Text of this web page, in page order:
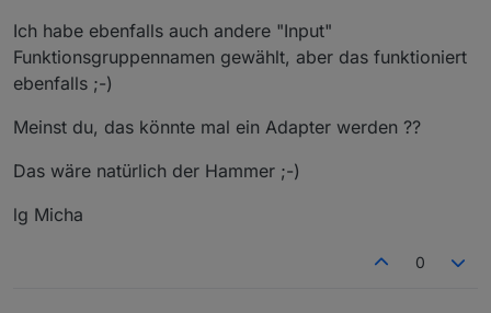
In den Aufzählungen, die du dort angibst, kannst
du dann beispielsweise alle Melder vom Keller
reinschmeißen.
Ich habe ebenfalls auch andere "Input"
Funktionsgruppennamen gewählt, aber das funktioniert
ebenfalls ;-)
Meinst du, das könnte mal ein Adapter werden ??
Das wäre natürlich der Hammer ;-)
lg Micha
0